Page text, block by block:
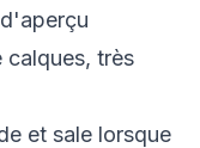
calques, très
et sale lorsque